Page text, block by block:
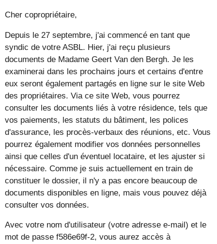
Cher copropriétaire,
Depuis le 27 septembre, j'ai commencé en tant que
syndic de votre ASBL. Hier, j'ai reçu plusieurs
documents de Madame Geert Van den Bergh. Je les
examinerai dans les prochains jours et certains d'entre
eux seront également partagés en ligne sur le site Web
des propriétaires. Via ce site Web, vous pourrez
consulter les documents liés à votre résidence, tels que
vos paiements, les statuts du bâtiment, les polices
d'assurance, les procès-verbaux des réunions, etc. Vous
pourrez également modifier vos données personnelles
ainsi que celles d'un éventuel locataire, et les ajuster si
nécessaire. Comme je suis actuellement en train de
constituer le dossier, il n'y a pas encore beaucoup de
documents disponibles en ligne, mais vous pouvez déjà
consulter vos données.
Avec votre nom d'utilisateur (votre adresse e-mail) et le
mot de passe f586e69f-2, vous aurez accès à